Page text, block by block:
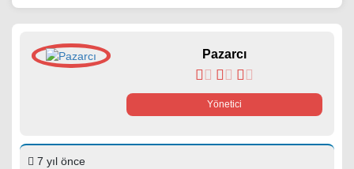
Pazarcı
Yönetici
7 yıl önce